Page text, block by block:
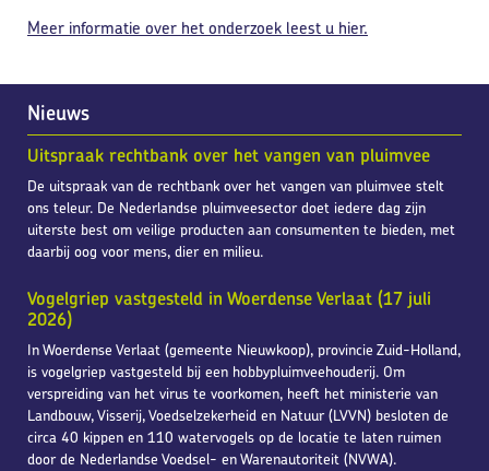
Nieuws
Uitspraak rechtbank over het vangen van pluimvee
De uitspraak van de rechtbank over het vangen van pluimvee stelt
ons teleur. De Nederlandse pluimveesector doet iedere dag zijn
uiterste best om veilige producten aan consumenten te bieden, met
daarbij oog voor mens, dier en milieu.
Vogelgriep vastgesteld in Woerdense Verlaat (17 juli
2026)
In Woerdense Verlaat (gemeente Nieuwkoop), provincie Zuid-Holland,
is vogelgriep vastgesteld bij een hobbypluimveehouderij. Om
verspreiding van het virus te voorkomen, heeft het ministerie van
Landbouw, Visserij, Voedselzekerheid en Natuur (LVVN) besloten de
circa 40 kippen en 110 watervogels op de locatie te laten ruimen
door de Nederlandse Voedsel- en Warenautoriteit (NVWA).
Meer informatie over het onderzoek leest u hier.